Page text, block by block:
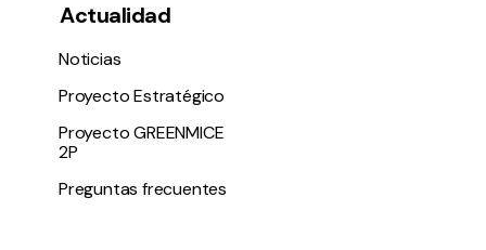
Actualidad
Noticias
Proyecto Estratégico
Proyecto GREENMICE
2P
Preguntas frecuentes